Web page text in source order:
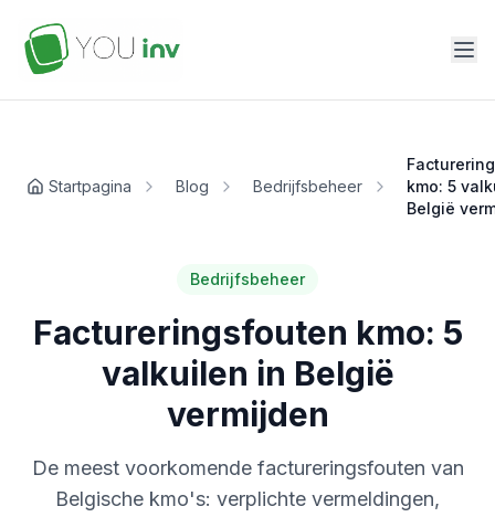
Startpagina Blog Bedrijfsbeheer
kmo: 5
België
Bedrijfsbeheer
Factureringsfouten kmo: 5
valkuilen in België
vermijden
De meest voorkomende factureringsfouten van
Belgische kmo's: verplichte vermeldingen,